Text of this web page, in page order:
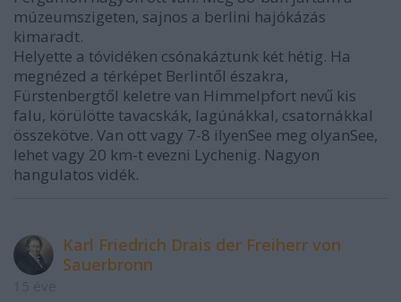
múzeumszigeten, sajnos a berlini hajókázás
kimaradt.
Helyette a tóvidéken csónakáztunk két hétig. Ha
megnézed a térképet Berlintől északra,
Fürstenbergtől keletre van Himmelpfort nevű kis
falu, körülötte tavacskák, lagúnákkal, csatornákkal
összekötve. Van ott vagy 7-8 ilyenSee meg olyanSee,
lehet vagy 20 km-t evezni Lychenig. Nagyon
hangulatos vidék.
Karl Friedrich Drais der Freiherr von
Sauerbronn